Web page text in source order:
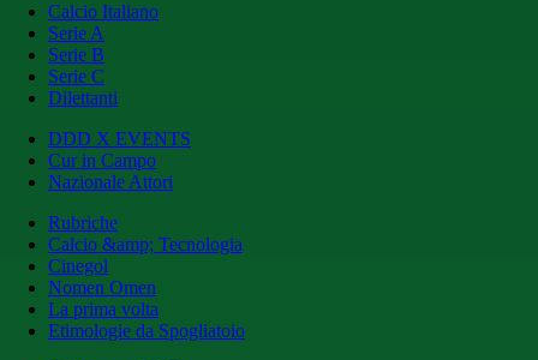
Calcio Italiano
Serie A
Serie B
Serie C
Dilettanti
DDD X EVENTS
Cur in Campo
Nazionale Attori
Rubriche
Calcio &amp; Tecnologia
Cinegol
Nomen Omen
La prima volta
Etimologie da Spogliatoio